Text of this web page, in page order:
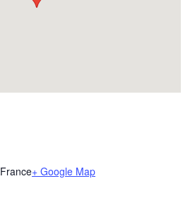
France+ Google Map